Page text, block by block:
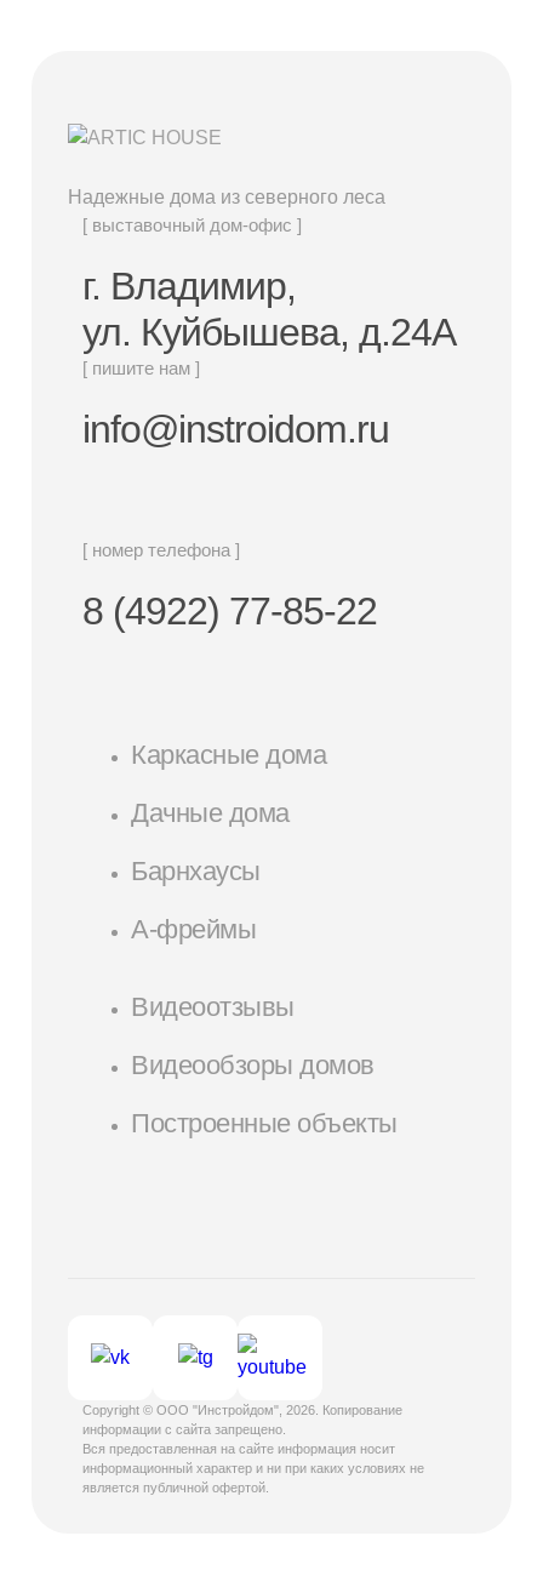
Надежные дома из северного леса
[ выставочный дом-офис ]
г. Владимир,
ул. Куйбышева, д.24А
[ пишите нам ]
info@instroidom.ru
[ номер телефона ]
8 (4922) 77-85-22
Каркасные дома
Дачные дома
Барнхаусы
А-фреймы
Видеоотзывы
Видеообзоры домов
Построенные объекты
Copyright © ООО "Инстройдом", 2026. Копирование
информации с сайта запрещено.
Вся предоставленная на сайте информация носит
информационный характер и ни при каких условиях не
является публичной офертой.